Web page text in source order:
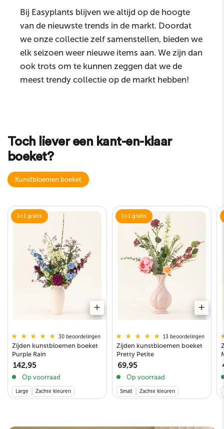
Bij Easyplants blijven we altijd op de hoogte
van de nieuwste trends in de markt. Doordat
we onze collectie zelf samenstellen, bieden we
elk seizoen weer nieuwe items aan. We zijn dan
ook trots om te kunnen zeggen dat we de
meest trendy collectie op de markt hebben!
Toch liever een kant-en-klaar
boeket?
Kunstbloemen boeket
1+1 gratis
30 beoordelingen
Zijden kunstbloemen boeket
Purple Rain
142,95
Op voorraad
Large Zachte kleuren
1+1 gratis
13 beoordelingen
Zijden kunstbloemen boeket
Pretty Petite
69,95
Op voorraad
Small Zachte kleuren